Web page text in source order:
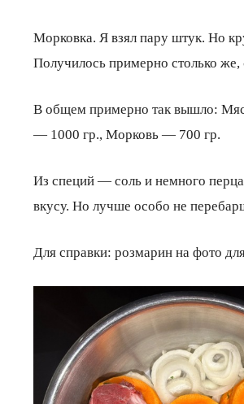
Морковка. Я взял пару штук. Но
Получилось примерно столько же,
В общем примерно так вышло:
— 1000 гр., Морковь — 700 гр.
Из специй — соль и немного
вкусу. Но лучше особо не
Для справки: розмарин на фото